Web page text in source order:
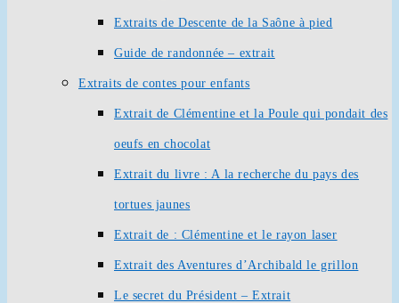
Extraits de Descente de la Saône à pied
Guide de randonnée – extrait
Extraits de contes pour enfants
Extrait de Clémentine et la Poule qui pondait des
oeufs en chocolat
Extrait du livre : A la recherche du pays des
tortues jaunes
Extrait de : Clémentine et le rayon laser
Extrait des Aventures d’Archibald le grillon
Le secret du Président – Extrait